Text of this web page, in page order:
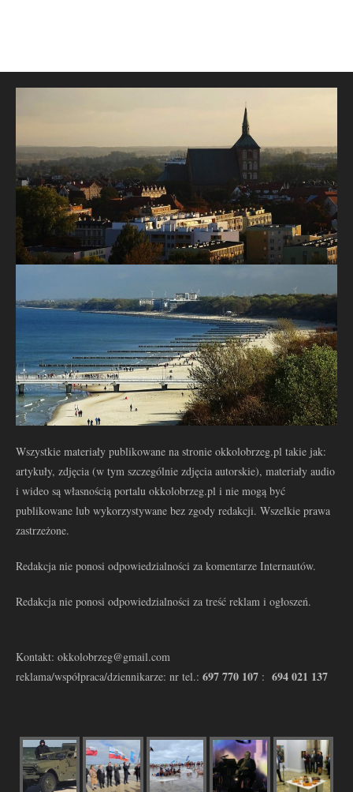
Wszystkie materiały publikowane na stronie okkolobrzeg.pl takie jak:
artykuły, zdjęcia (w tym szczególnie zdjęcia autorskie), materiały audio
i wideo są własnością portalu okkolobrzeg.pl i nie mogą być
publikowane lub wykorzystywane bez zgody redakcji. Wszelkie prawa
zastrzeżone.
Redakcja nie ponosi odpowiedzialności za komentarze Internautów.
Redakcja nie ponosi odpowiedzialności za treść reklam i ogłoszeń.
Kontakt: okkolobrzeg@gmail.com
reklama/współpraca/dziennikarze: nr tel.: 697 770 107 : 694 021 137